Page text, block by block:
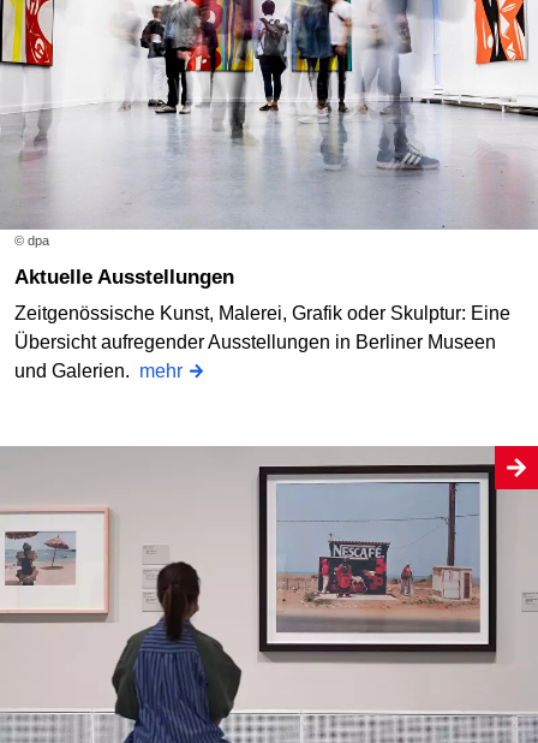
© dpa
Aktuelle Ausstellungen
Zeitgenössische Kunst, Malerei, Grafik oder Skulptur: Eine
Übersicht aufregender Ausstellungen in Berliner Museen
und Galerien. mehr